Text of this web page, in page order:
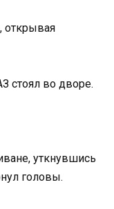
открывая
стоял во дворе.
уткнувшись
головы.